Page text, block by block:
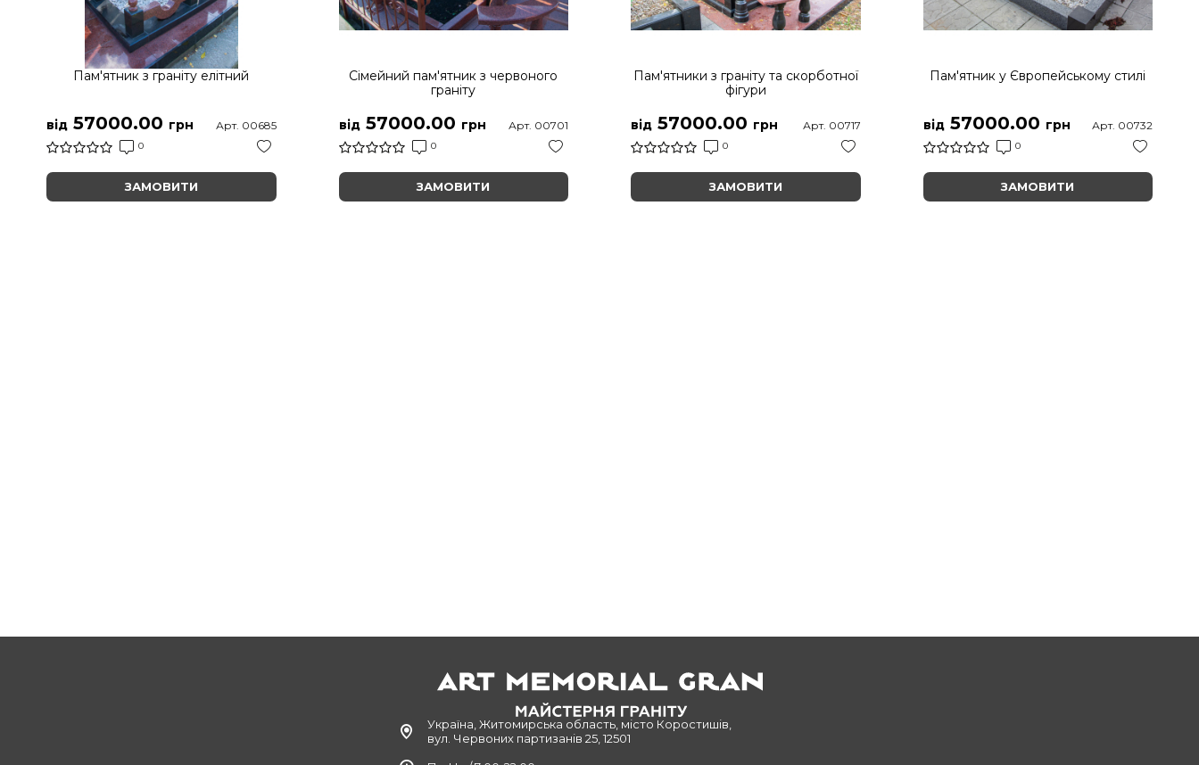
Пам'ятник з граніту елітний
від 57000.00 грн
0
Арт. 00685
ЗАМОВИТИ
Сімейний пам'ятник з червоного
граніту
від57000.00 грн
0
Арт. 00701
ЗАМОВИТИ
Пам'ятники з граніту та скорботної
фігури
від 57000.00 грн
0
Арт. 00717
ЗАМОВИТИ
Пам'ятник у Європейському стилі
від57000.00 грн
0
Арт. 00732
ЗАМОВИТИ
Україна, Житомирська область, місто Коростишів,
вул. Червоних партизанів 25, 12501